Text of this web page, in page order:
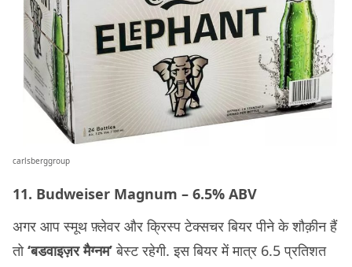
carlsberggroup
11. Budweiser Magnum – 6.5% ABV
अगर आप स्मूथ फ़्लेवर और क्रिस्प टेक्सचर बियर पीने के शौक़ीन हैं
तो‘बडवाइज़र मैग्नम’बेस्ट रहेगी. इस बियर में मात्र 6.5 प्रतिशत